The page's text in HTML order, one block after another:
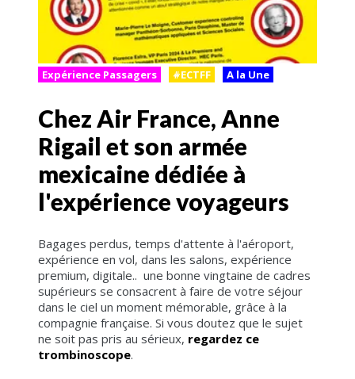
Expérience Passagers #ECTFF A la Une
Chez Air France, Anne
Rigail et son armée
mexicaine dédiée à
l'expérience voyageurs
Bagages perdus, temps d'attente à l'aéroport,
expérience en vol, dans les salons, expérience
premium, digitale.. une bonne vingtaine de cadres
supérieurs se consacrent à faire de votre séjour
dans le ciel un moment mémorable, grâce à la
compagnie française. Si vous doutez que le sujet
ne soit pas pris au sérieux, regardez ce
trombinoscope.